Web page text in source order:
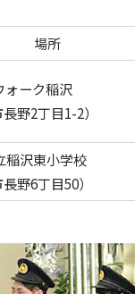
場所
ーク稲沢
野2丁目1-2）
沢東小学校
野6丁目50）